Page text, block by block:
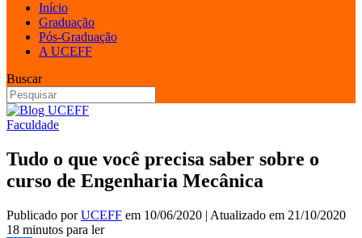
Início
Graduação
Pós-Graduação
A UCEFF
Buscar
Faculdade
Tudo o que você precisa saber sobre o
curso de Engenharia Mecânica
Publicado porUCEFF em 10/06/2020 | Atualizado em 21/10/2020
18 minutos para ler